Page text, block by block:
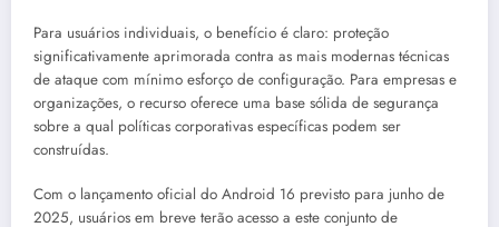
Para usuários individuais, o benefício é claro: proteção
significativamente aprimorada contra as mais modernas técnicas
de ataque com mínimo esforço de configuração. Para empresas e
organizações, o recurso oferece uma base sólida de segurança
sobre a qual políticas corporativas específicas podem ser
construídas.
Com o lançamento oficial do Android 16 previsto para junho de
2025, usuários em breve terão acesso a este conjunto de